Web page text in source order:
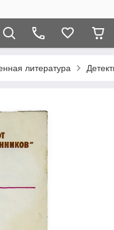
литература